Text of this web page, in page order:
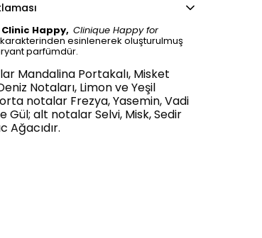
Happy, Clinique Happy for
esinlenerek oluşturulmuş
parfümdür.
Mandalina Portakalı, Misket
Notaları, Limon ve Yeşil
notalar Frezya, Yasemin, Vadi
Gül; alt notalar Selvi, Misk, Sedir
Ağacıdır.